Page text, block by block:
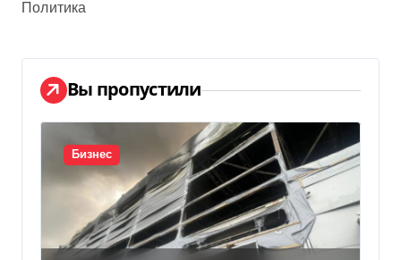
Политика
Вы пропустили
Бизнес